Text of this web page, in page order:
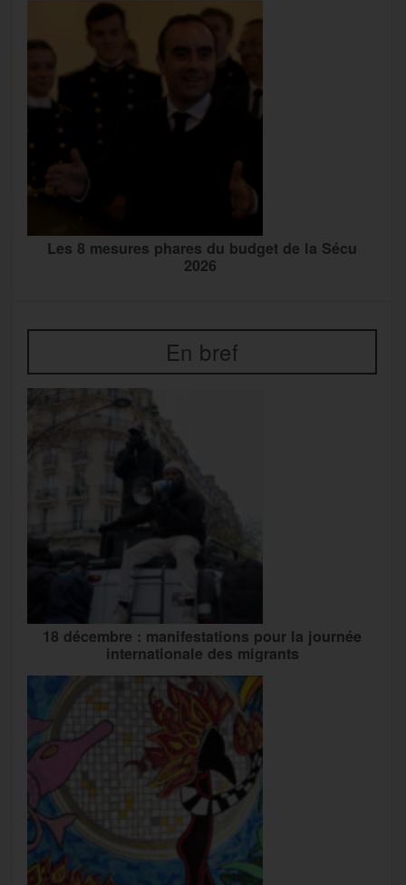
Les 8 mesures phares du budget de la Sécu
2026
En bref
18 décembre : manifestations pour la journée
internationale des migrants